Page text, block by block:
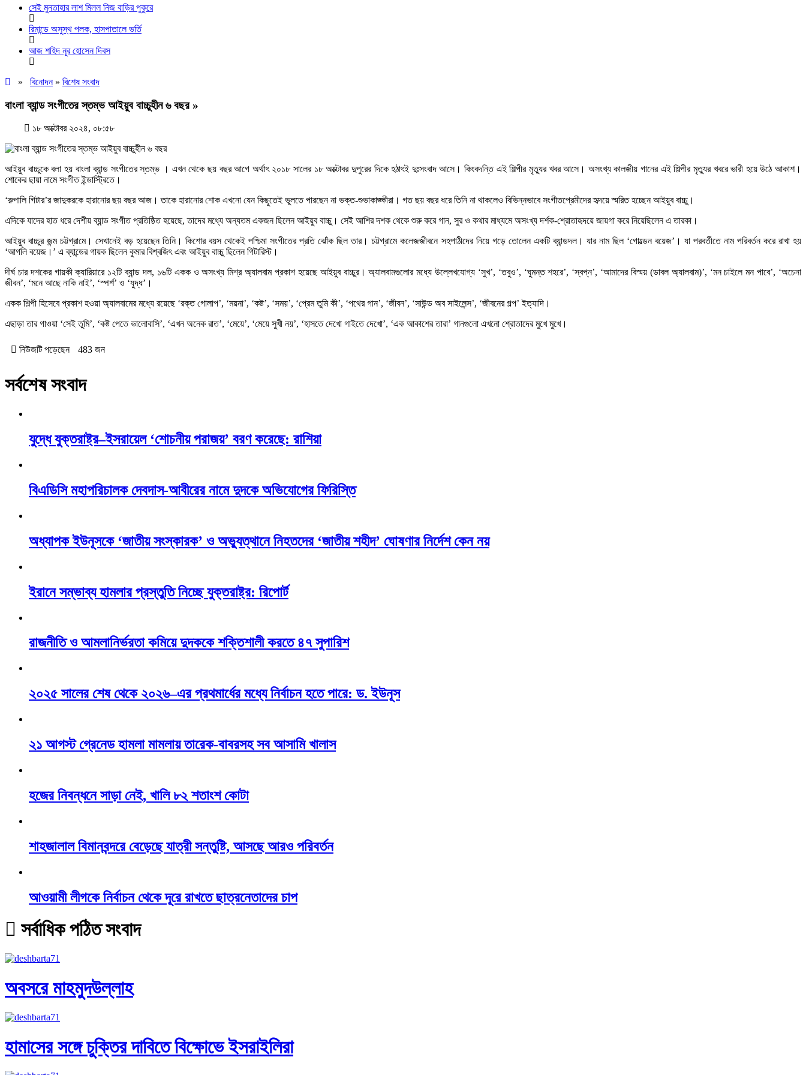
সেই মুনতাহার লাশ মিলল নিজ বাড়ির পুকুরে
রিমান্ডে অসুস্থ পলক, হাসপাতালে ভর্তি
আজ শহিদ নূর হোসেন দিবস
» বিনোদন» বিশেষ সংবাদ
বাংলা ব্যান্ড সংগীতের স্তম্ভ আইয়ুব বাচ্চুহীন ৬ বছর »
১৮ অক্টোবর ২০২৪, ০৮:৫৮
আইয়ুব বাচ্চুকে বলা হয় বাংলা ব্যান্ড সংগীতের স্তম্ভ । এখন থেকে ছয় বছর আগে অর্থাৎ ২০১৮ সালের ১৮ অক্টোবর দুপুরের দিকে হঠাৎই দুঃসংবাদ আসে। কিংবদন্তি এই শিল্পীর মৃত্যুর খবর আসে। অসংখ্য কালজীয় গানের এই শিল্পীর মৃত্যুর খবরে ভারী হয়ে উঠে আকাশ।
শোকের ছায়া নামে সংগীত ইন্ডাস্ট্রিতে।
‘রুপালি গিটার’র জাদুকরকে হারানোর ছয় বছর আজ। তাকে হারানোর শোক এখনো যেন কিছুতেই ভুলতে পারছেন না ভক্ত-শুভাকাঙ্ক্ষীরা। গত ছয় বছর ধরে তিনি না থাকলেও বিভিন্নভাবে সংগীতপ্রেমীদের হৃদয়ে স্মরিত হচ্ছেন আইয়ুব বাচ্চু।
এদিকে যাদের হাত ধরে দেশীয় ব্যান্ড সংগীত প্রতিষ্ঠিত হয়েছে, তাদের মধ্যে অন্যতম একজন ছিলেন আইয়ুব বাচ্চু। সেই আশির দশক থেকে শুরু করে গান, সুর ও কথার মাধ্যমে অসংখ্য দর্শক-শ্রোতাহৃদয়ে জায়গা করে নিয়েছিলেন এ তারকা।
আইয়ুব বাচ্চুর জন্ম চট্টগ্রামে। সেখানেই বড় হয়েছেন তিনি। কিশোর বয়স থেকেই পশ্চিমা সংগীতের প্রতি ঝোঁক ছিল তার। চট্টগ্রামে কলেজজীবনে সহপাঠীদের নিয়ে গড়ে তোলেন একটি ব্যান্ডদল। যার নাম ছিল ‘গোল্ডেন বয়েজ’। যা পরবর্তীতে নাম পরিবর্তন করে রাখা হয়
‘আগলি বয়েজ।’ এ ব্যান্ডের গায়ক ছিলেন কুমার বিশ্বজিৎ এবং আইয়ুব বাচ্চু ছিলেন গিটারিস্ট।
দীর্ঘ চার দশকের গায়কী ক্যারিয়ারে ১২টি ব্যান্ড দল, ১৬টি একক ও অসংখ্য মিশ্র অ্যালবাম প্রকাশ হয়েছে আইয়ুব বাচ্চুর। অ্যালবামগুলোর মধ্যে উল্লেখযোগ্য ‘সুখ’, ‘তবুও’, ‘ঘুমন্ত শহরে’, ‘স্বপ্ন’, ‘আমাদের বিস্ময় (ডাবল অ্যালবাম)’, ‘মন চাইলে মন পাবে’, ‘অচেনা
জীবন’, ‘মনে আছে নাকি নাই’, ‘স্পর্শ’ ও ‘যুদ্ধ’।
একক শিল্পী হিসেবে প্রকাশ হওয়া অ্যালবামের মধ্যে রয়েছে ‘রক্ত গোলাপ’, ‘ময়না’, ‘কষ্ট’, ‘সময়’, ‘প্রেম তুমি কী’, ‘পথের গান’, ‘জীবন’, ‘সাউন্ড অব সাইলেন্স’, ‘জীবনের গল্প’ ইত্যাদি।
এছাড়া তার গাওয়া ‘সেই তুমি’, ‘কষ্ট পেতে ভালোবাসি’, ‘এখন অনেক রাত’, ‘মেয়ে’, ‘মেয়ে সুখী নয়’, ‘হাসতে দেখো গাইতে দেখো’, ‘এক আকাশের তারা’ গানগুলো এখনো শ্রোতাদের মুখে মুখে।
নিউজটি পড়েছেন 483 জন
সর্বশেষ সংবাদ
যুদ্ধে যুক্তরাষ্ট্র–ইসরায়েল ‘শোচনীয় পরাজয়’ বরণ করেছে: রাশিয়া
বিএডিসি মহাপরিচালক দেবদাস-আবীরের নামে দুদকে অভিযোগের ফিরিস্তি
অধ্যাপক ইউনূসকে ‘জাতীয় সংস্কারক’ ও অভ্যুত্থানে নিহতদের ‘জাতীয় শহীদ’ ঘোষণার নির্দেশ কেন নয়
ইরানে সম্ভাব্য হামলার প্রস্তুতি নিচ্ছে যুক্তরাষ্ট্র: রিপোর্ট
রাজনীতি ও আমলানির্ভরতা কমিয়ে দুদককে শক্তিশালী করতে ৪৭ সুপারিশ
২০২৫ সালের শেষ থেকে ২০২৬–এর প্রথমার্ধের মধ্যে নির্বাচন হতে পারে: ড. ইউনূস
২১ আগস্ট গ্রেনেড হামলা মামলায় তারেক-বাবরসহ সব আসামি খালাস
হজের নিবন্ধনে সাড়া নেই, খালি ৮২ শতাংশ কোটা
শাহজালাল বিমানবন্দরে বেড়েছে যাত্রী সন্তুষ্টি, আসছে আরও পরিবর্তন
আওয়ামী লীগকে নির্বাচন থেকে দূরে রাখতে ছাত্রনেতাদের চাপ
সর্বাধিক পঠিত সংবাদ
অবসরে মাহমুদউল্লাহ
হামাসের সঙ্গে চুক্তির দাবিতে বিক্ষোভে ইসরাইলিরা